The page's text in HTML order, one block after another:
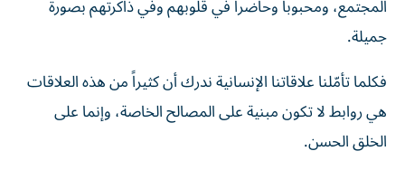
المجتمع، ومحبوباً وحاضراً في قلوبهم وفي ذاكرتهم بصورة
جميلة.
فكلما تأمّلنا علاقاتنا الإنسانية ندرك أن كثيراً من هذه العلاقات
هي روابط لا تكون مبنية على المصالح الخاصة، وإنما على
الخلق الحسن.